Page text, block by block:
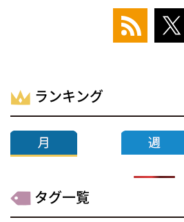
ランキング
タグ一覧